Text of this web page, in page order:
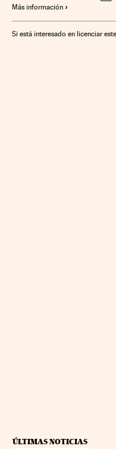
Más información
Si está interesado en licenciar
ÚLTIMAS NOTICIAS